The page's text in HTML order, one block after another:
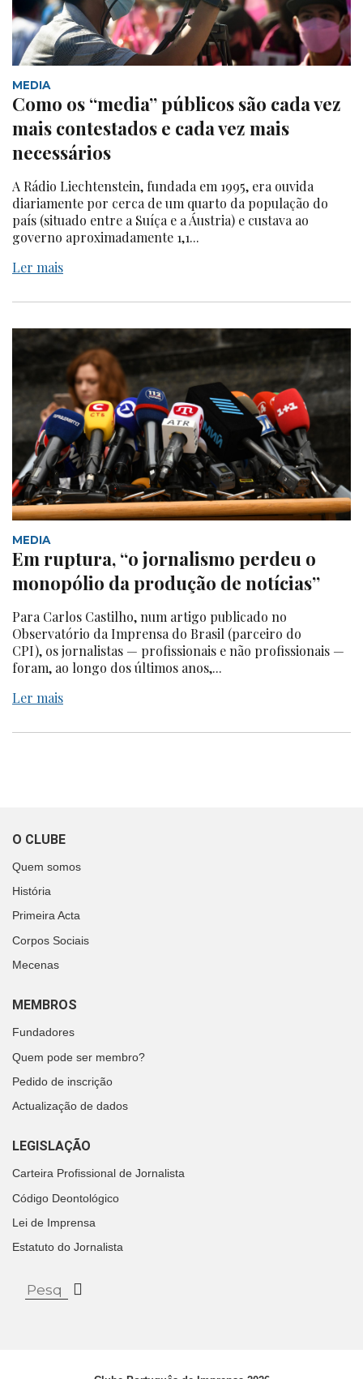
MEDIA
Como os “media” públicos são cada vez
mais contestados e cada vez mais
necessários
A Rádio Liechtenstein, fundada em 1995, era ouvida
diariamente por cerca de um quarto da população do
país (situado entre a Suíça e a Áustria) e custava ao
governo aproximadamente 1,1...
Ler mais
MEDIA
Em ruptura, “o jornalismo perdeu o
monopólio da produção de notícias”
Para Carlos Castilho, num artigo publicado no
Observatório da Imprensa do Brasil (parceiro do
CPI), os jornalistas — profissionais e não profissionais —
foram, ao longo dos últimos anos,...
Ler mais
O CLUBE
Quem somos
História
Primeira Acta
Corpos Sociais
Mecenas
MEMBROS
Fundadores
Quem pode ser membro?
Pedido de inscrição
Actualização de dados
LEGISLAÇÃO
Carteira Profissional de Jornalista
Código Deontológico
Lei de Imprensa
Estatuto do Jornalista